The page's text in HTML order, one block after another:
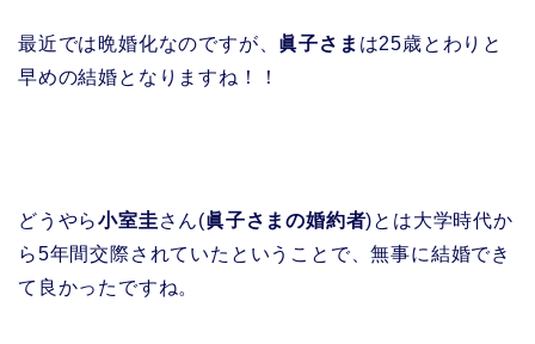
最近では晩婚化なのですが、 眞子さま は25歳とわりと
早めの結婚となりますね！！
どうやら小室圭さん(眞子さまの婚約者)とは大学時代か
ら5年間交際されていたということで、無事に結婚でき
て良かったですね。